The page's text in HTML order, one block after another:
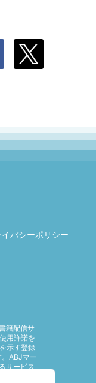
イバシーポリシー
籍配信サ
用許諾を
示す登録
ABJマー
サービス